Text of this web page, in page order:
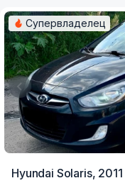
Супервладелец
Hyundai Solaris, 2011